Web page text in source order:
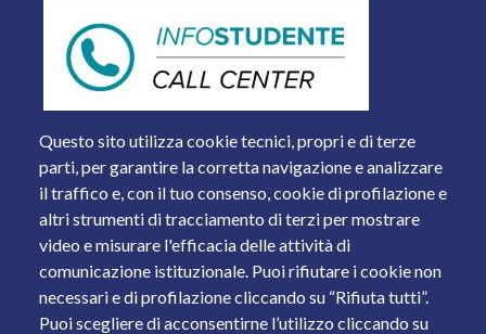
Questo sito utilizza cookie tecnici, propri e di terze
parti, per garantire la corretta navigazione e analizzare
il traffico e, con il tuo consenso, cookie di profilazione e
altri strumenti di tracciamento di terzi per mostrare
video e misurare l'efficacia delle attività di
comunicazione istituzionale. Puoi rifiutare i cookie non
necessari e di profilazione cliccando su “Rifiuta tutti”.
Puoi scegliere di acconsentirne l’utilizzo cliccando su
Piazza del Mercato, 15 - 25121 Brescia